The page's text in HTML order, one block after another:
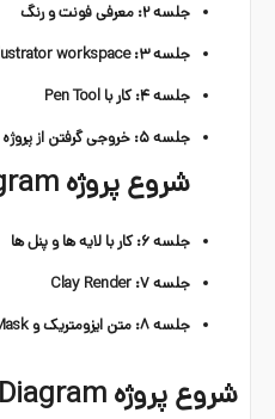
جلسه ۲: معرفی فونت و رنگ
جلسه ۳: illustrator workspace
جلسه ۴: کار با Pen Tool
جلسه ۵: خروجی گرفتن از پروژه
شروع پروژه Basic Diagram
جلسه ۶: کار با لایه ها و پنل ها
جلسه ۷: Clay Render
جلسه ۸: متن ایزومتریک و Mask
شروع پروژه PROCESS Diagram